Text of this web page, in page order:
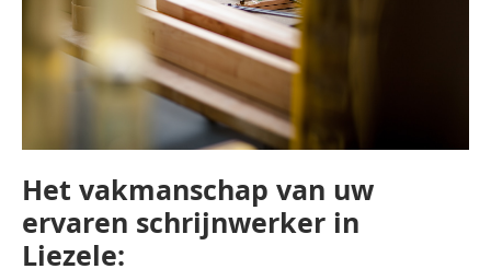
Het vakmanschap van uw
ervaren schrijnwerker in
Liezele: